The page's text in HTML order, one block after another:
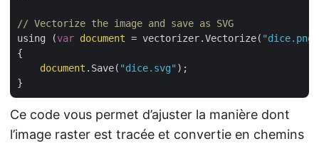
// Vectorize the image and save as SVG
using (var document = vectorizer.Vectorize( "dice.png"
{
document .Save( "dice.svg" );
Ce code vous permet d’ajuster la manière dont
l’image raster est tracée et convertie en chemins